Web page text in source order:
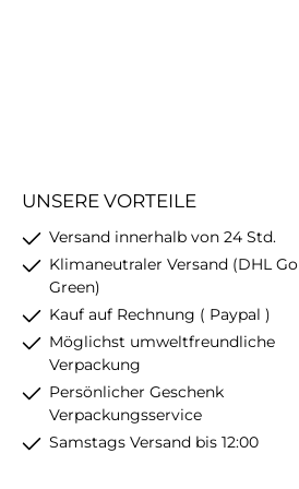
UNSERE VORTEILE
Versand innerhalb von 24 Std.
Klimaneutraler Versand (DHL Go
Green)
Kauf auf Rechnung ( Paypal )
Möglichst umweltfreundliche
Verpackung
Persönlicher Geschenk
Verpackungsservice
Samstags Versand bis 12:00